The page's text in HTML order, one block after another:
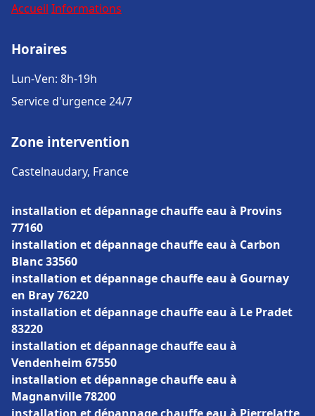
Accueil Informations
Horaires
Lun-Ven: 8h-19h
Service d'urgence 24/7
Zone intervention
Castelnaudary, France
installation et dépannage chauffe eau à Provins
77160
installation et dépannage chauffe eau à Carbon
Blanc 33560
installation et dépannage chauffe eau à Gournay
en Bray 76220
installation et dépannage chauffe eau à Le Pradet
83220
installation et dépannage chauffe eau à
Vendenheim 67550
installation et dépannage chauffe eau à
Magnanville 78200